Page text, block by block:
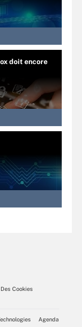
doit encore
Cookies
Agenda